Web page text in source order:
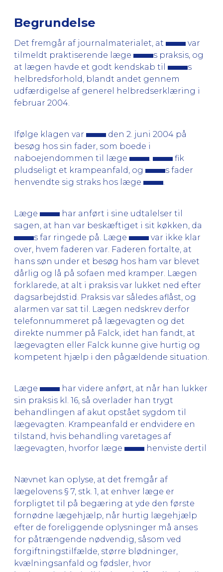
Begrundelse
Det fremgår af journalmaterialet, at
var
tilmeldt praktiserende læge
s praksis, og
at lægen havde et godt kendskab til
s
helbredsforhold, blandt andet gennem
udfærdigelse af generel helbredserklæring i
februar 2004.
Ifølge klagen var
den 2. juni 2004 på
besøg hos sin fader, som boede i
naboejendommen til læge
fik
pludseligt et krampeanfald, og
s fader
henvendte sig straks hos læge
Læge
har anført i sine udtalelser til
sagen, at han var beskæftiget i sit køkken, da
s far ringede på. Læge
var ikke klar
over, hvem faderen var. Faderen fortalte, at
hans søn under et besøg hos ham var blevet
dårlig og lå på sofaen med kramper. Lægen
forklarede, at alt i praksis var lukket ned efter
dagsarbejdstid. Praksis var således aflåst, og
alarmen var sat til. Lægen nedskrev derfor
telefonnummeret på lægevagten og det
direkte nummer på Falck, idet han fandt, at
lægevagten eller Falck kunne give hurtig og
kompetent hjælp i den pågældende situation.
Læge
har videre anført, at når han lukker
sin praksis kl. 16, så overlader han trygt
behandlingen af akut opstået sygdom til
lægevagten. Krampeanfald er endvidere en
tilstand, hvis behandling varetages af
lægevagten, hvorfor læge
henviste dertil
Nævnet kan oplyse, at det fremgår af
lægelovens § 7, stk. 1, at enhver læge er
forpligtet til på begæring at yde den første
fornødne lægehjælp, når hurtig lægehjælp
efter de foreliggende oplysninger må anses
for påtrængende nødvendig, såsom ved
forgiftningstilfælde, større blødninger,
kvælningsanfald og fødsler, hvor